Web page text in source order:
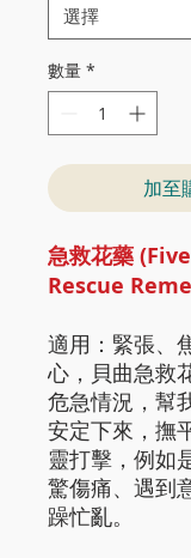
數量 *
加至
急救花藥
Rescue
適用：緊張、
心，貝曲急救
危急情況，幫
安定下來，撫
靈打擊，例如
驚傷痛、遇到
躁忙亂。